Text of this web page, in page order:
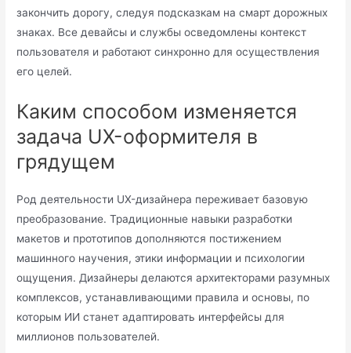
закончить дорогу, следуя подсказкам на смарт дорожных
знаках. Все девайсы и службы осведомлены контекст
пользователя и работают синхронно для осуществления
его целей.
Каким способом изменяется
задача UX-оформителя в
грядущем
Род деятельности UX-дизайнера переживает базовую
преобразование. Традиционные навыки разработки
макетов и прототипов дополняются постижением
машинного научения, этики информации и психологии
ощущения. Дизайнеры делаются архитекторами разумных
комплексов, устанавливающими правила и основы, по
которым ИИ станет адаптировать интерфейсы для
миллионов пользователей.